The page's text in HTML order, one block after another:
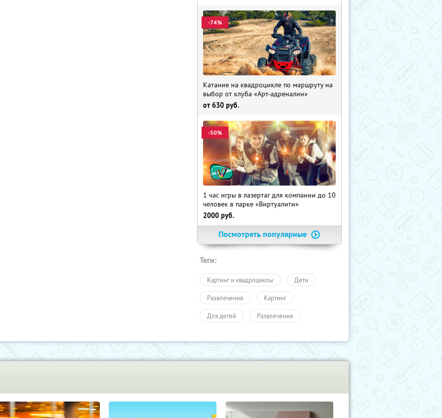
-74%
Катание на квадроцикле по маршруту на
выбор от клуба «Арт-адреналин»
от 630 руб.
-50%
1 час игры в лазертаг для компании до 10
человек в парке «Виртуалити»
2000 руб.
Посмотреть популярные
Теги:
Картинг и квадроциклы Дети
Развлечения Картинг
Для детей Развлечения